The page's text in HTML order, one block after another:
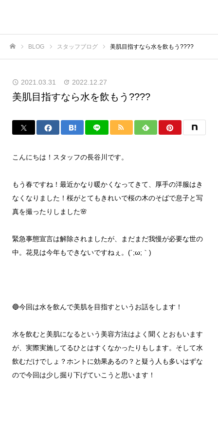
BLOG スタッフブログ 美肌目指すなら水を飲もう????
2021.03.31 2022.12.27
美肌目指すなら水を飲もう????
こんにちは！スタッフの長谷川です。
もう春ですね！最近かなり暖かくなってきて、厚手の洋服はき
なくなりました！桜がとてもきれいで桜の木のそばで息子と写
真を撮ったりしました🌸
緊急事態宣言は解除されましたが、まだまだ我慢が必要な世の
中。花見は今年もできないですねぇ。(´;ω;｀)
🔵今回は水を飲んで美肌を目指すというお話をします！
水を飲むと美肌になるという美容方法はよく聞くとおもいます
が、実際実施してるひとはすくなかったりもします。そして水
飲むだけでしょ？ホントに効果あるの？と疑う人も多いはずな
ので今回は少し掘り下げていこうと思います！